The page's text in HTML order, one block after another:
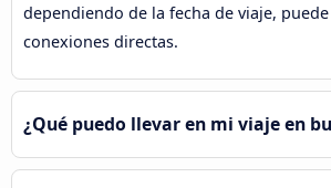
dependiendo de la fecha de viaje,
conexiones directas.
¿Qué puedo llevar en mi viaje en